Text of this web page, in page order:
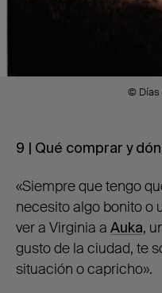
© Días
9 | Qué comprar y
«Siempre que tengo
necesito algo bonito o
ver a Virginia a Auka,
gusto de la ciudad, te
situación o capricho».